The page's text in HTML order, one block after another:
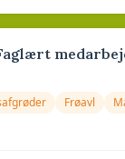
Frøavl